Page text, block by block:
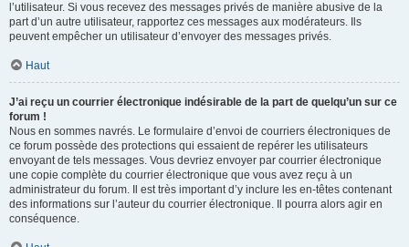
l’utilisateur. Si vous recevez des messages privés de manière abusive de la
part d’un autre utilisateur, rapportez ces messages aux modérateurs. Ils
peuvent empêcher un utilisateur d’envoyer des messages privés.
Haut
J’ai reçu un courrier électronique indésirable de la part de quelqu’un sur ce
forum !
Nous en sommes navrés. Le formulaire d’envoi de courriers électroniques de
ce forum possède des protections qui essaient de repérer les utilisateurs
envoyant de tels messages. Vous devriez envoyer par courrier électronique
une copie complète du courrier électronique que vous avez reçu à un
administrateur du forum. Il est très important d’y inclure les en-têtes contenant
des informations sur l’auteur du courrier électronique. Il pourra alors agir en
conséquence.